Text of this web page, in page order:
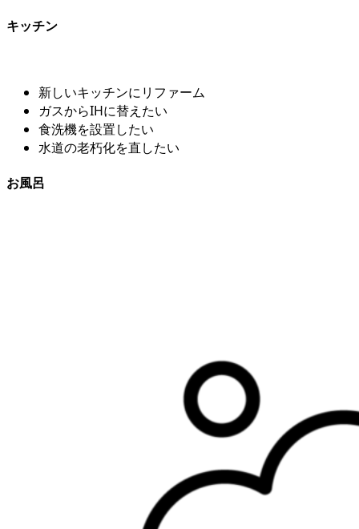
キッチン
新しいキッチンにリファーム
ガスからIHに替えたい
食洗機を設置したい
水道の老朽化を直したい
お風呂